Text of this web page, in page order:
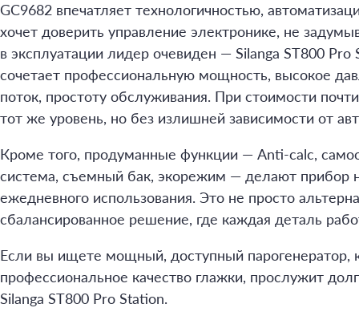
GC9682 впечатляет технологичностью,
хочет доверить управление электронике, не
в эксплуатации лидер очевиден — Silanga ST800
сочетает профессиональную мощность, высокое
поток, простоту обслуживания. При стоимости
тот же уровень, но без излишней зависимости от
Кроме того, продуманные функции — Anti-calc,
система, съемный бак, экорежим — делают
ежедневного использования. Это не просто
сбалансированное решение, где каждая деталь
Если вы ищете мощный, доступный парогенератор,
профессиональное качество глажки, прослужит
Silanga ST800 Pro Station.